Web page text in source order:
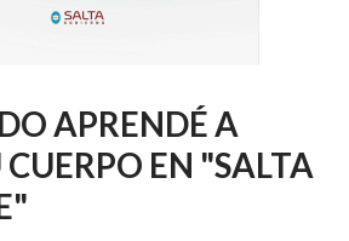
APRENDÉ A
EN "SALTA